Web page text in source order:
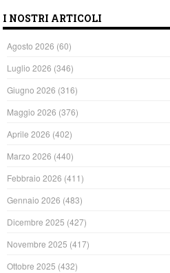
I NOSTRI ARTICOLI
Agosto 2026 (60)
Luglio 2026 (346)
Giugno 2026 (316)
Maggio 2026 (376)
Aprile 2026 (402)
Marzo 2026 (440)
Febbraio 2026 (411)
Gennaio 2026 (483)
Dicembre 2025 (427)
Novembre 2025 (417)
Ottobre 2025 (432)